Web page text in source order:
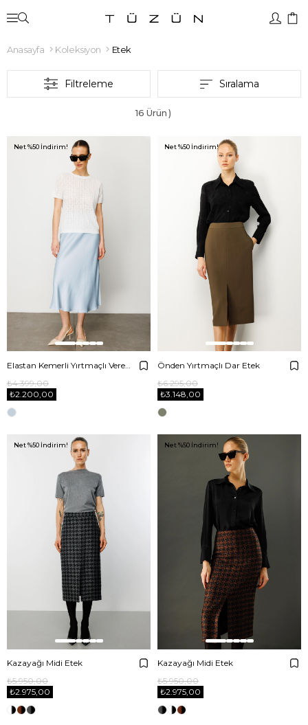
Anasayfa Koleksiyon Etek
Filtreleme Sıralama
16 Ürün
₺2.200,00
₺4.399,00
Net %50 İndirim!
Önden Yırtmaçlı Dar Etek
₺3.148,00
₺6.295,00
Net %50 İndirim!
Kazayağı Midi Etek
₺2.975,00
₺5.950,00
Net %50 İndirim!
Kazayağı Midi Etek
₺2.975,00
₺5.950,00
Net %50 İndirim!